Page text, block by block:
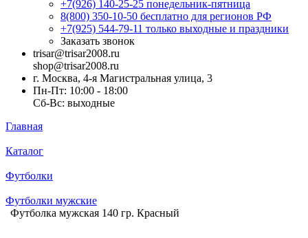
+7(926) 140-25-25 понедельник-пятница
8(800) 350-10-50 бесплатно для регионов РФ
+7(925) 544-79-11 только выходные и праздники
Заказать звонок
trisar@trisar2008.ru
shop@trisar2008.ru
г. Москва, 4-я Магистральная улица, 3
Пн-Пт: 10:00 - 18:00
Сб-Вс: выходные
Главная
Каталог
Футболки
Футболки мужские
Футболка мужская 140 гр. Красный